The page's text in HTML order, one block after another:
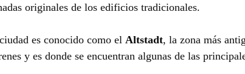
originales de los edificios tradicionales.
es conocido como el Altstadt, la zona más
y es donde se encuentran algunas de las